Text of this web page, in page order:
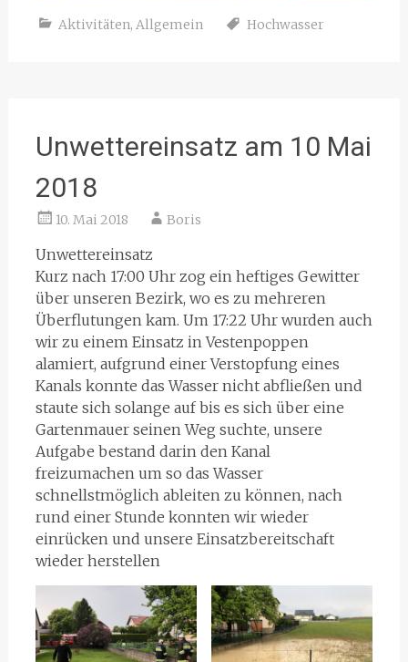
Aktivitäten, Allgemein Hochwasser
Unwettereinsatz am 10 Mai
2018
10. Mai 2018 Boris
Unwettereinsatz
Kurz nach 17:00 Uhr zog ein heftiges Gewitter
über unseren Bezirk, wo es zu mehreren
Überflutungen kam. Um 17:22 Uhr wurden auch
wir zu einem Einsatz in Vestenpoppen
alamiert, aufgrund einer Verstopfung eines
Kanals konnte das Wasser nicht abfließen und
staute sich solange auf bis es sich über eine
Gartenmauer seinen Weg suchte, unsere
Aufgabe bestand darin den Kanal
freizumachen um so das Wasser
schnellstmöglich ableiten zu können, nach
rund einer Stunde konnten wir wieder
einrücken und unsere Einsatzbereitschaft
wieder herstellen